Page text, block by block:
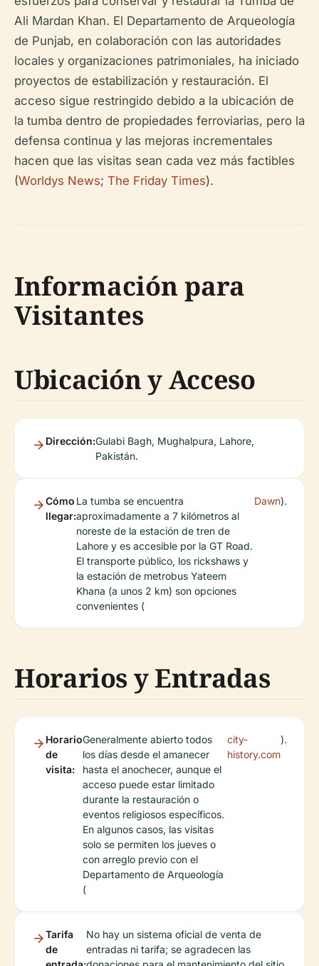
Ali Mardan Khan. El Departamento de Arqueología
de Punjab, en colaboración con las autoridades
locales y organizaciones patrimoniales, ha iniciado
proyectos de estabilización y restauración. El
acceso sigue restringido debido a la ubicación de
la tumba dentro de propiedades ferroviarias, pero la
defensa continua y las mejoras incrementales
hacen que las visitas sean cada vez más factibles
(Worldys News; The Friday Times).
Información para
Visitantes
Ubicación y Acceso
Dirección:Gulabi Bagh, Mughalpura, Lahore,
Pakistán.
Cómo
llegar:
La tumba se encuentra
aproximadamente a 7 kilómetros al
noreste de la estación de tren de
Lahore y es accesible por la GT Road.
El transporte público, los rickshaws y
la estación de metrobus Yateem
Khana (a unos 2 km) son opciones
convenientes (
Dawn).
Horarios y Entradas
Horario
de
visita:
Generalmente abierto todos
los días desde el amanecer
hasta el anochecer, aunque el
acceso puede estar limitado
durante la restauración o
eventos religiosos específicos.
En algunos casos, las visitas
solo se permiten los jueves o
con arreglo previo con el
Departamento de Arqueología
(
city-
history.com
).
Tarifa
de
No hay un sistema oficial de venta de
entradas ni tarifa; se agradecen las